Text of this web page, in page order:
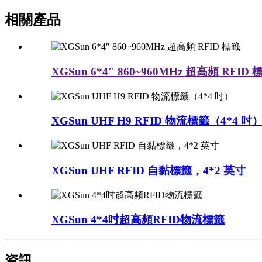
相關產品
XGSun 6*4″ 860~960MHz 超高頻 RFID
XGSun UHF H9 RFID 物流標籤（4*4 吋
XGSun UHF RFID 自黏標籤，4*2 英寸
XGSun 4*4吋超高頻RFID物流標籤